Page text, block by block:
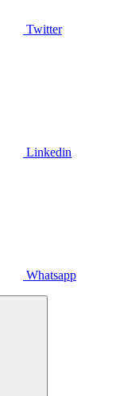
Twitter
Linkedin
Whatsapp